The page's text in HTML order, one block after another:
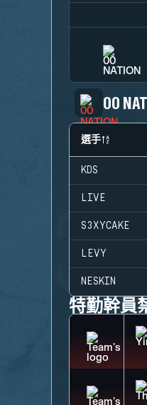
00
選手
KDS
LIVE
S3XYCAKE
LEVY
NESKIN
特勤幹員